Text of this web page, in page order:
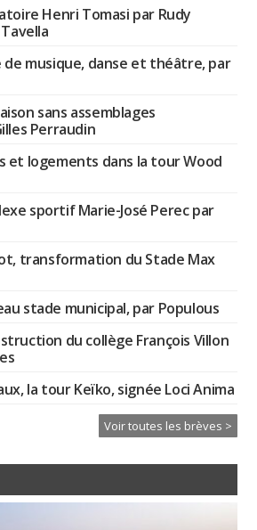
Henri Tomasi par Rudy
de musique, danse et théâtre, par
sans assemblages
Perraudin
et logements dans la tour Wood
sportif Marie-José Perec par
transformation du Stade Max
stade municipal, par Populous
du collège François Villon
la tour Keïko, signée Loci Anima
Voir toutes les brèves >